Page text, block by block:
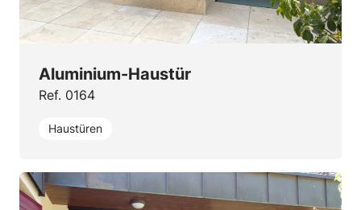
Aluminium-Haustür
Ref. 0164
Haustüren